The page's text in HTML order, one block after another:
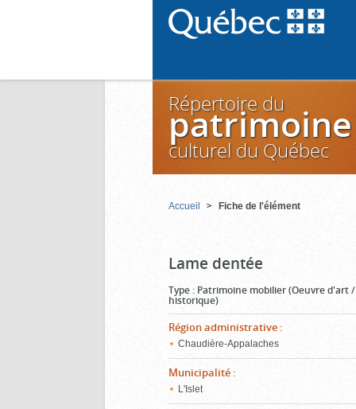
Répertoire du
patrimoine
culturel du Québec
Accueil Fiche de l'élément
Lame dentée
Type : Patrimoine mobilier (Oeuvre d'art
historique)
Région administrative :
Chaudière-Appalaches
Municipalité :
L'Islet